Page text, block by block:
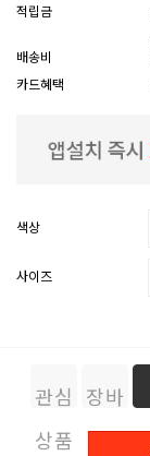
적립금
배송비
카드혜택
색상
사이즈
관심
상품
장바
구니